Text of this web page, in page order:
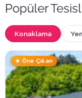
Popüler
Konaklama
★ Öne Çıkan